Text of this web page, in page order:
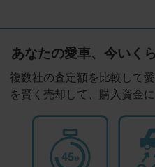
あなたの愛車、今いく
複数社の査定額を比較して
を賢く売却して、購入資金